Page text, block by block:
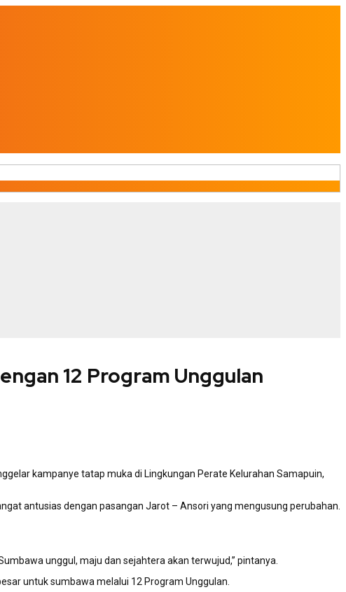
12 Program Unggulan
kampanye tatap muka di Lingkungan Perate Kelurahan Samapuin,
antusias dengan pasangan Jarot – Ansori yang mengusung perubahan.
unggul, maju dan sejahtera akan terwujud,” pintanya.
untuk sumbawa melalui 12 Program Unggulan.